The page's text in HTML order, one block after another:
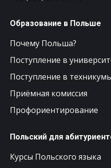
Образование в Польше
Почему Польша?
Поступление в
Поступление в
Приёмная комиссия
Профориентирование
Польский для
Курсы Польского языка